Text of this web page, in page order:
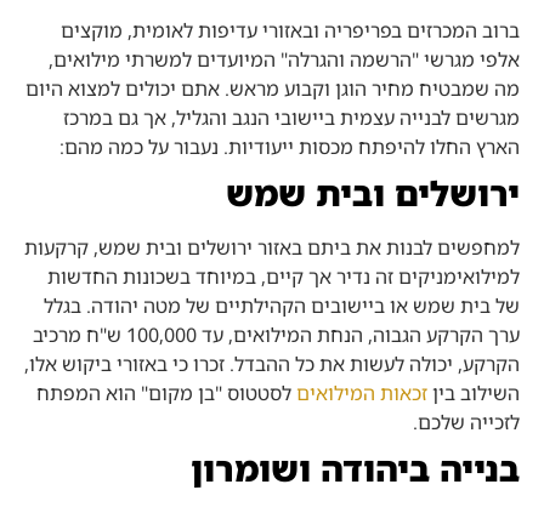
ברוב המכרזים בפריפריה ובאזורי עדיפות לאומית, מוקצים
אלפי מגרשי "הרשמה והגרלה" המיועדים למשרתי מילואים,
מה שמבטיח מחיר הוגן וקבוע מראש. אתם יכולים למצוא היום
מגרשים לבנייה עצמית ביישובי הנגב והגליל, אך גם במרכז
הארץ החלו להיפתח מכסות ייעודיות. נעבור על כמה מהם:
ירושלים ובית שמש
למחפשים לבנות את ביתם באזור ירושלים ובית שמש, קרקעות
למילואימניקים זה נדיר אך קיים, במיוחד בשכונות החדשות
של בית שמש או ביישובים הקהילתיים של מטה יהודה. בגלל
ערך הקרקע הגבוה, הנחת המילואים, עד 100,000 ש"ח מרכיב
הקרקע, יכולה לעשות את כל ההבדל. זכרו כי באזורי ביקוש אלו,
השילוב ביןזכאות המילואיםלסטטוס "בן מקום" הוא המפתח
לזכייה שלכם.
בנייה ביהודה ושומרון